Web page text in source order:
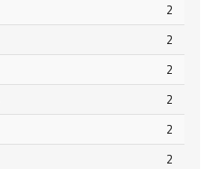
2
2
2
2
2
2